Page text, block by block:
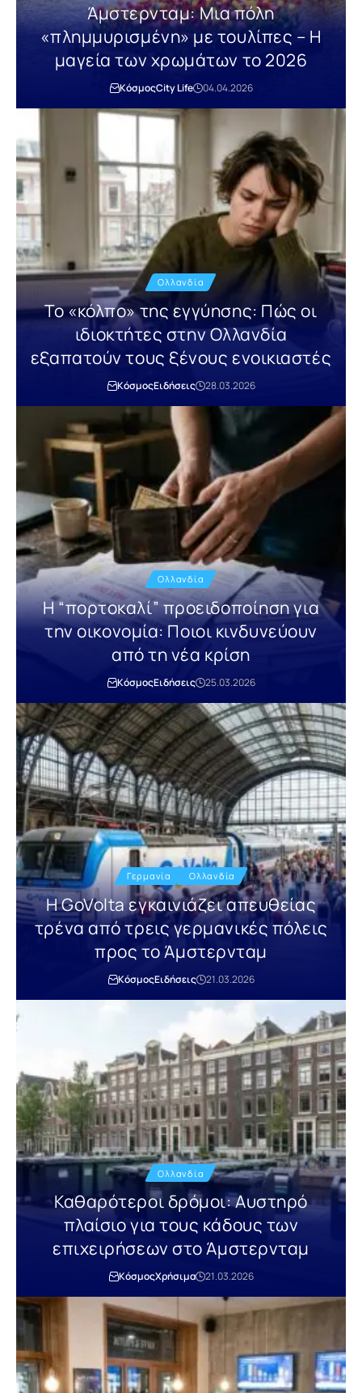
Άμστερνταμ: Μια πόλη
«πλημμυρισμένη» με τουλίπες – Η
μαγεία των χρωμάτων το 2026
ΚόσμοςCity Life 04.04.2026
Ολλανδία
Το «κόλπο» της εγγύησης: Πώς οι
ιδιοκτήτες στην Ολλανδία
εξαπατούν τους ξένους ενοικιαστές
ΚόσμοςΕιδήσεις 28.03.2026
Ολλανδία
Η “πορτοκαλί” προειδοποίηση για
την οικονομία: Ποιοι κινδυνεύουν
από τη νέα κρίση
ΚόσμοςΕιδήσεις 25.03.2026
Γερμανία Ολλανδία
Η GoVolta εγκαινιάζει απευθείας
τρένα από τρεις γερμανικές πόλεις
προς το Άμστερνταμ
ΚόσμοςΕιδήσεις 21.03.2026
Ολλανδία
Καθαρότεροι δρόμοι: Αυστηρό
πλαίσιο για τους κάδους των
επιχειρήσεων στο Άμστερνταμ
ΚόσμοςΧρήσιμα 21.03.2026